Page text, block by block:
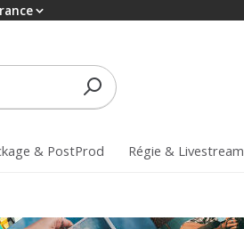
& PostProd Régie & Livestream